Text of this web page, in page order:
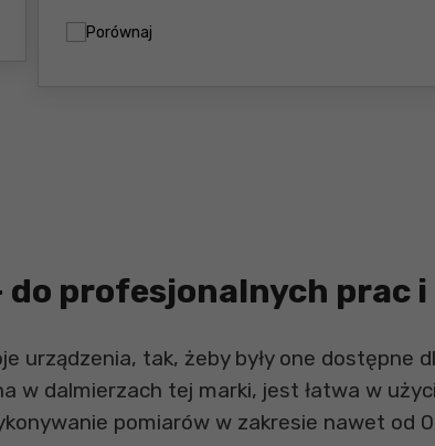
Porównaj
do profesjonalnych prac
urządzenia, tak, żeby były one dostępne
w dalmierzach tej marki, jest łatwa w
pomiarów w zakresie nawet od